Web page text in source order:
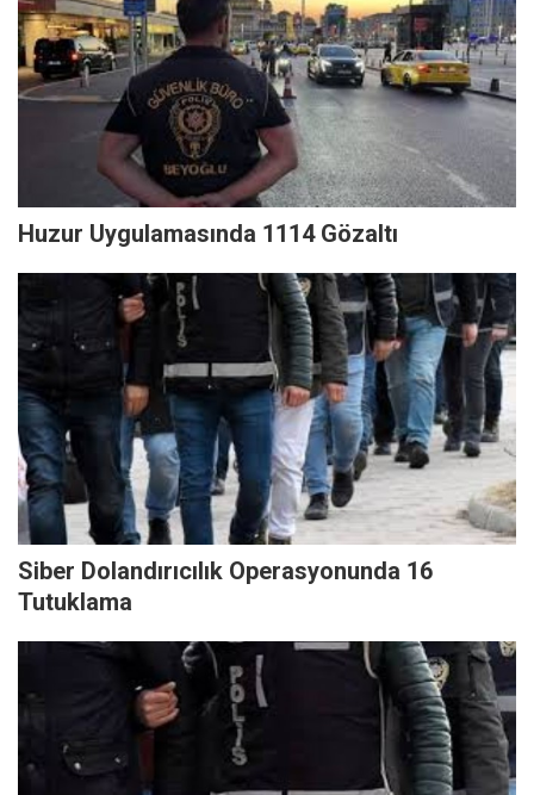
Huzur Uygulamasında 1114 Gözaltı
Siber Dolandırıcılık Operasyonunda 16
Tutuklama